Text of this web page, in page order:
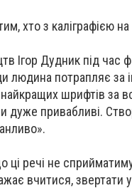
хто з каліграфією на
Ігор Дудник під
людина потрапляє за
шрифтів за
дуже привабливі.
ці речі не
вчитися, звертати